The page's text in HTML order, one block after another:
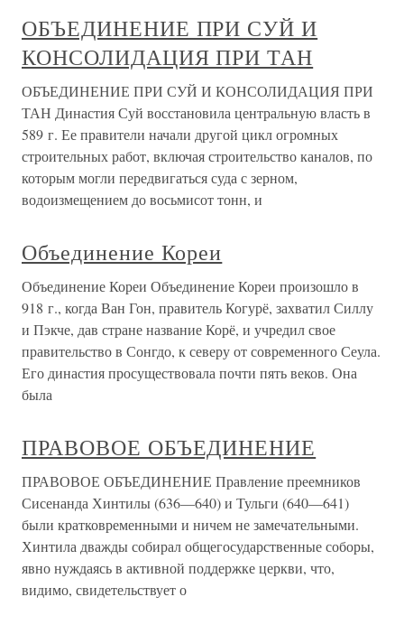
ОБЪЕДИНЕНИЕ ПРИ СУЙ И
КОНСОЛИДАЦИЯ ПРИ ТАН
ОБЪЕДИНЕНИЕ ПРИ СУЙ И КОНСОЛИДАЦИЯ ПРИ
ТАН Династия Суй восстановила центральную власть в
589 г. Ее правители начали другой цикл огромных
строительных работ, включая строительство каналов, по
которым могли передвигаться суда с зерном,
водоизмещением до восьмисот тонн, и
Объединение Кореи
Объединение Кореи Объединение Кореи произошло в
918 г., когда Ван Гон, правитель Когурё, захватил Силлу
и Пэкче, дав стране название Корё, и учредил свое
правительство в Сонгдо, к северу от современного Сеула.
Его династия просуществовала почти пять веков. Она
была
ПРАВОВОЕ ОБЪЕДИНЕНИЕ
ПРАВОВОЕ ОБЪЕДИНЕНИЕ Правление преемников
Сисенанда Хинтилы (636—640) и Тульги (640—641)
были кратковременными и ничем не замечательными.
Хинтила дважды собирал общегосударственные соборы,
явно нуждаясь в активной поддержке церкви, что,
видимо, свидетельствует о